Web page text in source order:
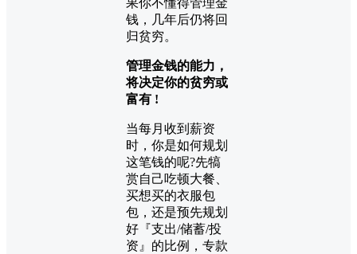
钱，几年后仍将回
归贫穷。
管理金钱的能力，
将决定你的贫穷或
富有 !
当每月收到薪资
时，你是如何规划
这笔钱的呢?先犒
赏自己吃顿大餐、
买想买的衣服包
包，还是预先规划
好『支出/储蓄/投
资』的比例，专款